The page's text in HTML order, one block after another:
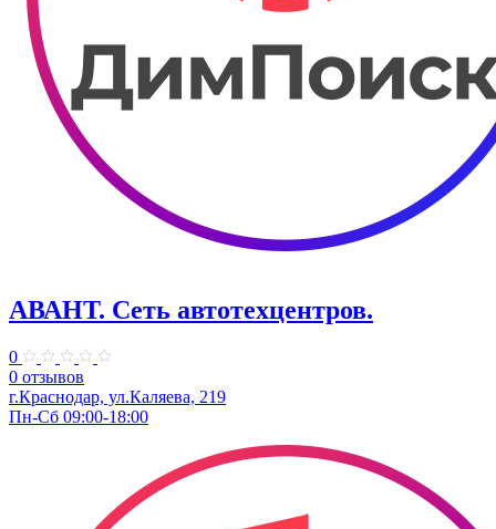
АВАНТ. ​Сеть автотехцентров.
0
0 отзывов
г.Краснодар, ул.Каляева, 219
Пн-Сб 09:00-18:00